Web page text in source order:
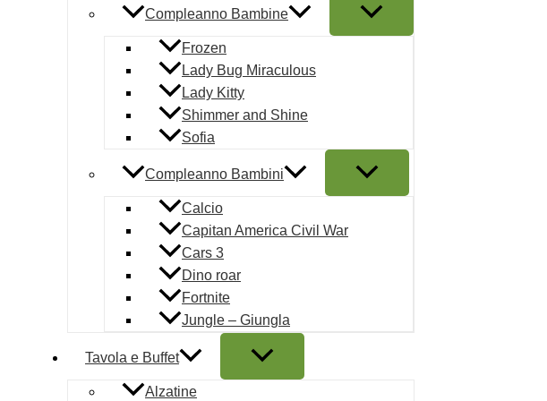
Compleanno Bambine
Frozen
Lady Bug Miraculous
Lady Kitty
Shimmer and Shine
Sofia
Compleanno Bambini
Calcio
Capitan America Civil War
Cars 3
Dino roar
Fortnite
Jungle – Giungla
Tavola e Buffet
Alzatine